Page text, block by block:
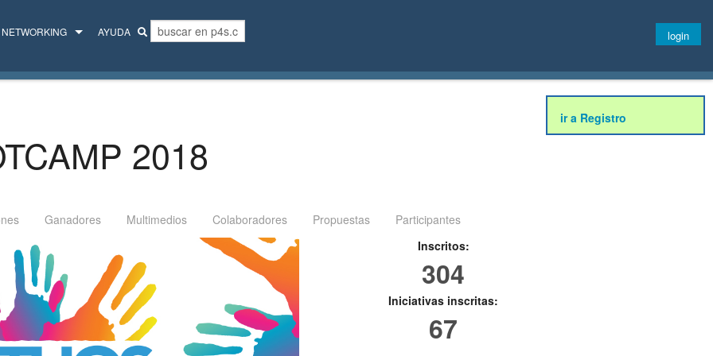
NETWORKING AYUDA login
2018
Ganadores Multimedios Colaboradores Propuestas
Participantes
Inscritos:
304
Iniciativas inscritas:
67
ir a Registro